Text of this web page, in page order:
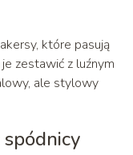
które pasują
zestawić z luźnym
ale stylowy